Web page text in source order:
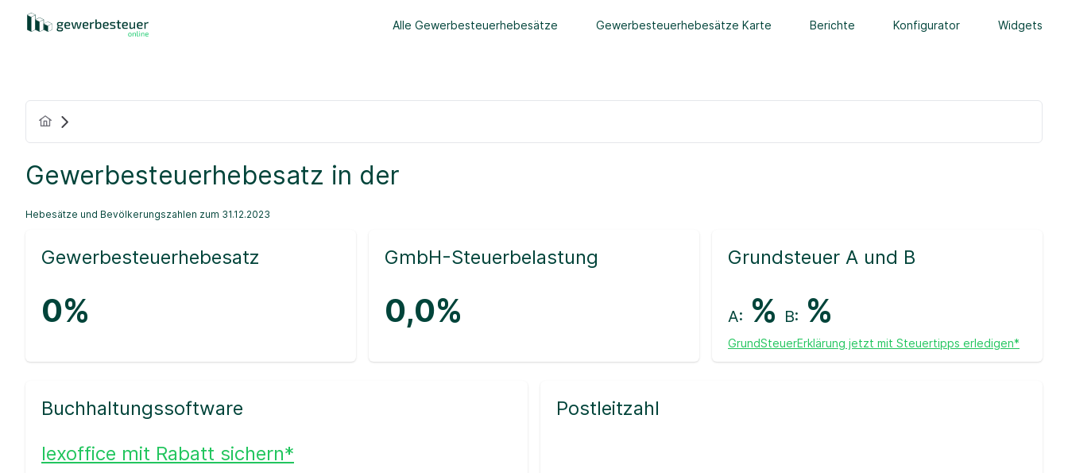
Alle Gewerbesteuerhebesätze Gewerbesteuerhebesätze Karte Berichte Konfigurator Widgets
Gewerbesteuerhebesatz in der
Hebesätze und Bevölkerungszahlen zum 31.12.2023
Gewerbesteuerhebesatz
0%
GmbH-Steuerbelastung
0,0%
Grundsteuer A und B
A: % B: %
GrundSteuerErklärung jetzt mit Steuertipps erledigen*
Buchhaltungssoftware
lexoffice mit Rabatt sichern*
Postleitzahl